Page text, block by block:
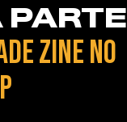
PARTE
ZINE NO